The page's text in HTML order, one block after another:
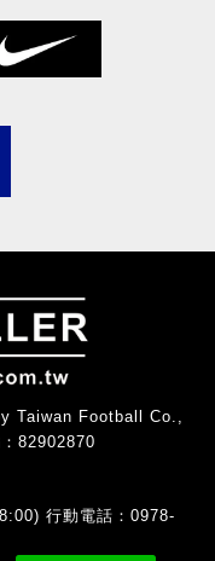
Taiwan Football Co.,
82902870
行動電話：0978-